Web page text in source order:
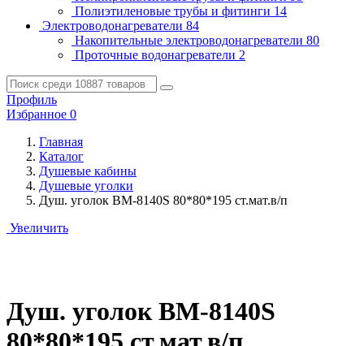
Полиэтиленовые трубы и фитинги 14
Электроводонагреватели 84
Накопительные электроводонагреватели 80
Проточные водонагреватели 2
Профиль
Избранное 0
Главная
Каталог
Душевые кабины
Душевые уголки
Душ. уголок BM-8140S 80*80*195 ст.мат.в/п
Увеличить
Душ. уголок BM-8140S